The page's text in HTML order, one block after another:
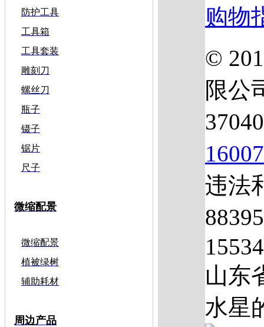
防护工具
工具箱
工具套装
雕刻刀
螺丝刀
瓶子
镊子
锯片
尺子
微缩配景
微缩配景
植被绿树
辅助耗材
周边产品
购物
©
限公
违法
山东
水星